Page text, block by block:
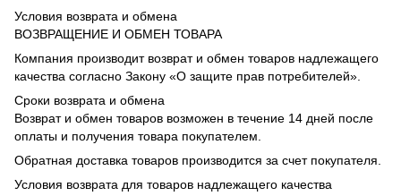
Условия возврата и обмена
ВОЗВРАЩЕНИЕ И ОБМЕН ТОВАРА
Компания производит возврат и обмен товаров надлежащего
качества согласно Закону «О защите прав потребителей».
Сроки возврата и обмена
Возврат и обмен товаров возможен в течение 14 дней после
оплаты и получения товара покупателем.
Обратная доставка товаров производится за счет покупателя.
Условия возврата для товаров надлежащего качества